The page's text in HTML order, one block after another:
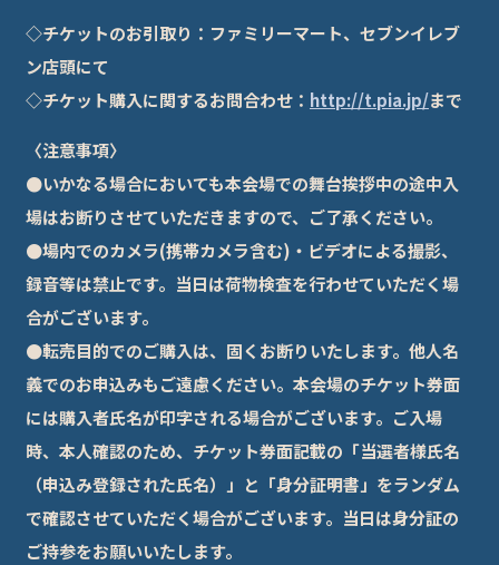
◇チケットのお引取り：ファミリーマート、セブンイレブ
ン店頭にて
◇チケット購入に関するお問合わせ： http://t.pia.jp/まで
〈注意事項〉
●いかなる場合においても本会場での舞台挨拶中の途中入
場はお断りさせていただきますので、ご了承ください。
●場内でのカメラ(携帯カメラ含む)・ビデオによる撮影、
録音等は禁止です。当日は荷物検査を行わせていただく場
合がございます。
●転売目的でのご購入は、固くお断りいたします。他人名
義でのお申込みもご遠慮ください。本会場のチケット券面
には購入者氏名が印字される場合がございます。ご入場
時、本人確認のため、チケット券面記載の「当選者様氏名
（申込み登録された氏名）」と「身分証明書」をランダム
で確認させていただく場合がございます。当日は身分証の
ご持参をお願いいたします。